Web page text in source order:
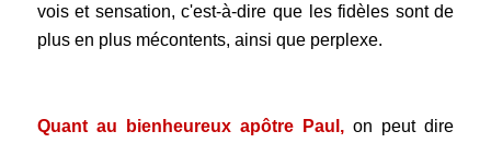
vois et sensation, c'est-à-dire que les fidèles sont de
plus en plus mécontents, ainsi que perplexe.
Quant au bienheureux apôtre Paul, on peut dire